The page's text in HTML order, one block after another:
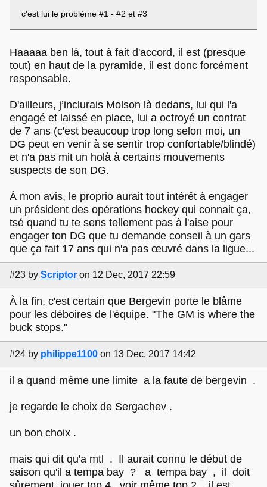
c'est lui le problème #1 - #2 et #3
Haaaaa ben là, tout à fait d'accord, il est (presque
tout) en haut de la pyramide, il est donc forcément
responsable.
D'ailleurs, j’inclurais Molson là dedans, lui qui l'a
engagé et laissé en place, lui a octroyé un contrat
de 7 ans (c'est beaucoup trop long selon moi, un
DG peut en venir à se sentir trop confortable/blindé)
et n'a pas mit un holà à certains mouvements
suspects de son DG.
À mon avis, le proprio aurait tout intérêt à engager
un président des opérations hockey qui connait ça,
tsé quand tu te sens tellement pas à l'aise pour
engager ton DG que tu demande conseil à un gars
que ça fait 17 ans qui n'a pas œuvré dans la ligue...
#23 by Scriptor on 12 Dec, 2017 22:59
À la fin, c'est certain que Bergevin porte le blâme
pour les déboires de l'équipe. "The GM is where the
buck stops."
#24 by philippe1100 on 13 Dec, 2017 14:42
il a quand même une limite a la faute de bergevin .
je regarde le choix de Sergachev .
un bon choix .
mais qui dit qu'a mtl . Il aurait connu le début de
saison qu'il a tempa bay ? a tempa bay , il doit